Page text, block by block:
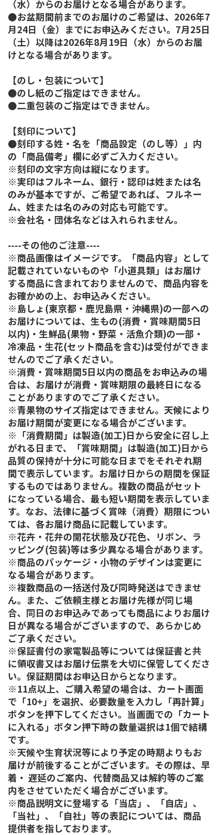
（水）からのお届けとなる場合があります。
●お盆期間前までのお届けのご希望は、2026年7
月24日（金）までにお申込みください。7月25日
（土）以降は2026年8月19日（水）からのお届
けとなる場合があります。
【のし・包装について】
●のし紙のご指定はできません。
●二重包装のご指定はできません。
【刻印について】
●刻印する姓・名を「商品設定（のし等）」内
の「商品備考」欄に必ずご入力ください。
※刻印の文字方向は縦になります。
※実印はフルネーム、銀行・認印は姓または名
のみが基本ですが、ご希望であれば、フルネー
ム、姓または名のみの対応も可能です。
※会社名・団体名などは入れられません。
----その他のご注意----
※商品画像はイメージです。「商品内容」として
記載されていないものや「小道具類」はお届け
する商品に含まれておりませんので、商品内容を
お確かめの上、お申込みください。
※島しょ(東京都・鹿児島県・沖縄県)の一部への
お届けについては、生もの(消費・賞味期間5日
以内)・生鮮品(果物・野菜・活魚介類)の一部・
冷凍品・生花(セット商品を含む)は受付ができま
せんのでご了承ください。
※消費・賞味期間5日以内の商品をお申込みの場
合は、お届けが消費・賞味期限の最終日になる
ことがありますのでご了承ください。
※青果物のサイズ指定はできません。天候により
お届け期間が変更になる場合がございます。
※「消費期間」は製造(加工)日から安全に召し上
がれる日まで、「賞味期間」は製造(加工)日から
品質の保持が十分に可能な日までをそれぞれ期
間で表示しています。お届け日からの期間を保証
するものではありません。複数の商品がセット
になっている場合、最も短い期間を表示していま
す。なお、法律に基づく賞味（消費）期限につい
ては、各お届け商品に記載しています。
※花卉・花弁の開花状態及び花色、リボン、ラ
ッピング(包装)等は多少異なる場合があります。
※商品のパッケージ・小物のデザインは変更に
なる場合があります。
※複数商品の一括送付及び同時発送はできませ
ん。また、ご依頼主様とお届け先様が同じ場
合、同日のお申込みであっても商品によりお届け
日が異なる場合がございますので、あらかじめ
ご了承ください。
※保証書付の家電製品等については保証書と共
に領収書又はお届け伝票を大切に保管してくださ
い。保証期間はお申込日からとなります。
※11点以上、ご購入希望の場合は、カート画面
で「10+」を選択、必要数量を入力し「再計算」
ボタンを押下してください。当画面での「カート
に入れる」ボタン押下時の数量選択は1個で結構
です。
※天候や生育状況等により予定の時期よりもお
届けが前後することがございます。その際は、早
着・ 遅延のご案内、代替商品又は解約等のご案
内をさせていただく場合がございます。
※商品説明文に登場する「当店」、「自店」、
「当社」、「自社」等の表記については、商品
提供者を指しております。